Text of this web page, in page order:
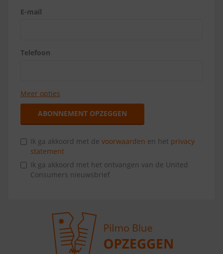
E-mail
Telefoon
Meer opties
ABONNEMENT OPZEGGEN
Ik ga akkoord met de voorwaarden en het privacy
statement
Ik ga akkoord met het ontvangen van de United
Consumers nieuwsbrief